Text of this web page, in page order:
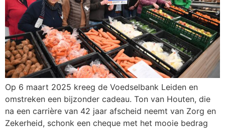
Op 6 maart 2025 kreeg de Voedselbank Leiden en
omstreken een bijzonder cadeau. Ton van Houten, die
na een carrière van 42 jaar afscheid neemt van Zorg en
Zekerheid, schonk een cheque met het mooie bedrag